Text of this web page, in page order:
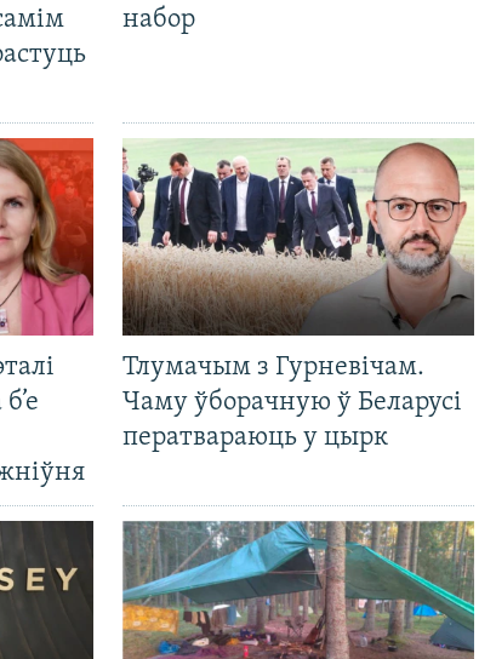
набор
Тлумачым з Гурневічам.
Чаму ўборачную ў Беларусі
ператвараюць у цырк